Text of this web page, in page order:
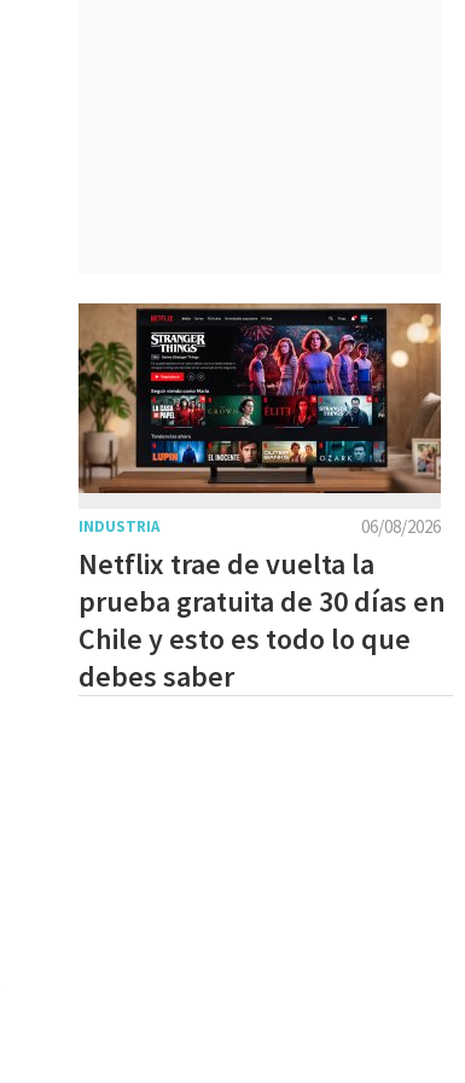
06/08/2026
INDUSTRIA
Netflix trae de vuelta la
prueba gratuita de 30 días en
Chile y esto es todo lo que
debes saber